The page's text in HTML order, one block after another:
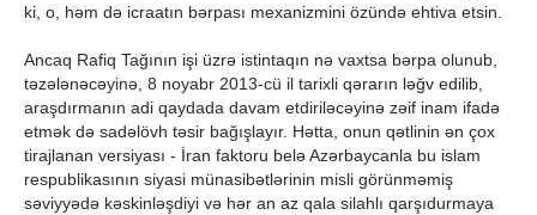
ki, o, həm də icraatın bərpası mexanizmini özündə ehtiva etsin.
Ancaq Rafiq Tağının işi üzrə istintaqın nə vaxtsa bərpa olunub,
təzələnəcəyinə, 8 noyabr 2013-cü il tarixli qərarın ləğv edilib,
araşdırmanın adi qaydada davam etdiriləcəyinə zəif inam ifadə
etmək də sadəlövh təsir bağışlayır. Hətta, onun qətlinin ən çox
tirajlanan versiyası - İran faktoru belə Azərbaycanla bu islam
respublikasının siyasi münasibətlərinin misli görünməmiş
səviyyədə kəskinləşdiyi və hər an az qala silahlı qarşıdurmaya